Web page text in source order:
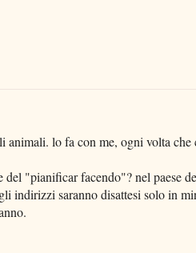
lo fa con me, ogni volta che
del "pianificar facendo"? nel paese
indirizzi saranno disattesi solo in